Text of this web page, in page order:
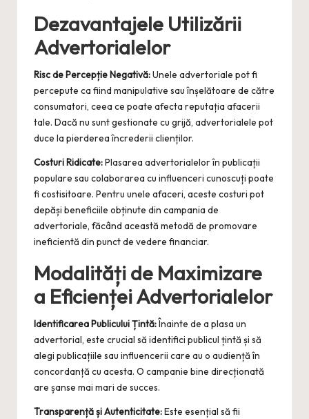
Dezavantajele Utilizării
Advertorialelor
Risc de Percepție Negativă:Unele advertoriale pot fi
percepute ca fiind manipulative sau înșelătoare de către
consumatori, ceea ce poate afecta reputația afacerii
tale. Dacă nu sunt gestionate cu grijă, advertorialele pot
duce la pierderea încrederii clienților.
Costuri Ridicate:Plasarea advertorialelor în publicații
populare sau colaborarea cu influenceri cunoscuți poate
fi costisitoare. Pentru unele afaceri, aceste costuri pot
depăși beneficiile obținute din campania de
advertoriale, făcând această metodă de promovare
ineficientă din punct de vedere financiar.
Modalități de Maximizare
a Eficienței Advertorialelor
Identificarea Publicului Țintă:Înainte de a plasa un
advertorial, este crucial să identifici publicul țintă și să
alegi publicațiile sau influencerii care au o audiență în
concordanță cu acesta. O campanie bine direcționată
are șanse mai mari de succes.
Transparență și Autenticitate:Este esențial să fii